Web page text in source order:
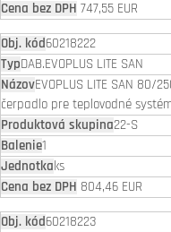
747,55 EUR
60218222
DAB.EVOPLUS LITE SAN
EVOPLUS LITE SAN 80/
čerpadlo pre teplovodné
22-S
1
ks
804,46 EUR
60218223